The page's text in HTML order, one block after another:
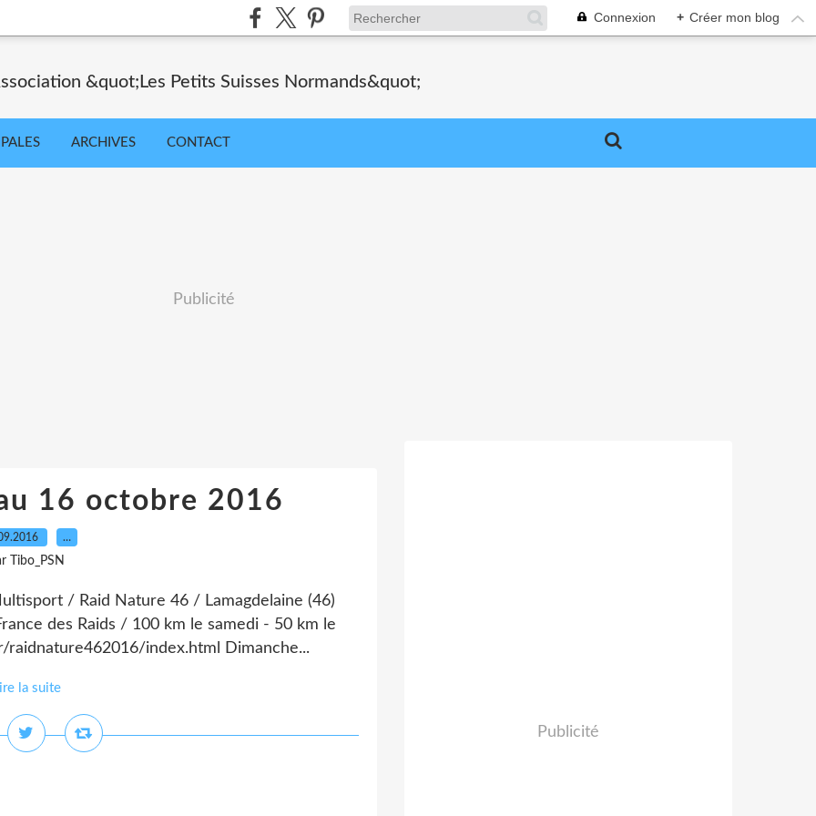
Connexion + Créer mon blog
&quot;Les Petits Suisses Normands&quot;
ARCHIVES CONTACT
Publicité
16 octobre 2016
…
Tibo_PSN
/ Raid Nature 46 / Lamagdelaine (46)
des Raids / 100 km le samedi - 50 km le
index.html Dimanche...
la suite
Publicité